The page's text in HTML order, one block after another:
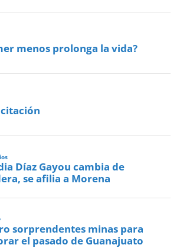
menos prolonga la vida?
Díaz Gayou cambia de
se afilia a Morena
sorprendentes minas para
el pasado de Guanajuato